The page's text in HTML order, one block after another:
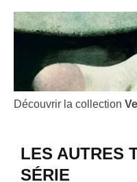
Découvrir la collection
LES AUTRES
SÉRIE